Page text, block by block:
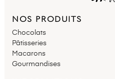
NOS PRODUITS
Chocolats
Pâtisseries
Macarons
Gourmandises